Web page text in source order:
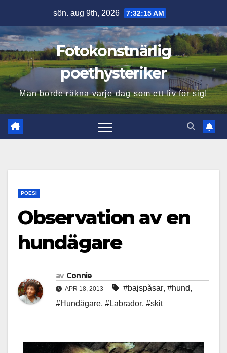
innehåll
sön. aug 9th, 2026 7:32:16 AM
Fotokonstnärlig
poethysteriker
Man borde räkna varje dag som ett liv för sig!
POESI
Observation av en
hundägare
av Connie
APR 18, 2013 #bajspåsar, #hund,
#Hundägare, #Labrador, #skit